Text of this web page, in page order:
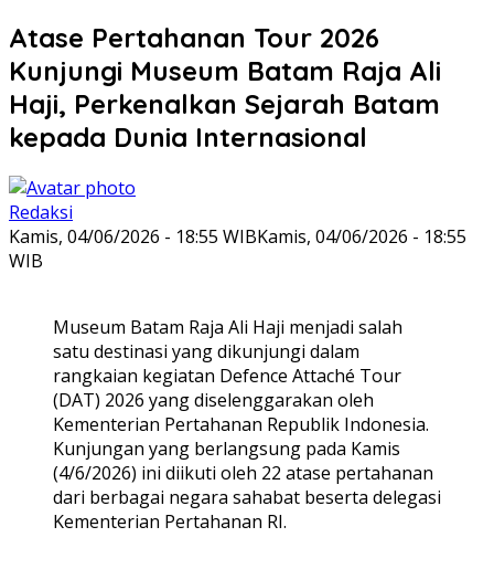
Atase Pertahanan Tour 2026
Kunjungi Museum Batam Raja Ali
Haji, Perkenalkan Sejarah Batam
kepada Dunia Internasional
Redaksi
Kamis, 04/06/2026 - 18:55 WIBKamis, 04/06/2026 - 18:55
WIB
Museum Batam Raja Ali Haji menjadi salah
satu destinasi yang dikunjungi dalam
rangkaian kegiatan Defence Attaché Tour
(DAT) 2026 yang diselenggarakan oleh
Kementerian Pertahanan Republik Indonesia.
Kunjungan yang berlangsung pada Kamis
(4/6/2026) ini diikuti oleh 22 atase pertahanan
dari berbagai negara sahabat beserta delegasi
Kementerian Pertahanan RI.